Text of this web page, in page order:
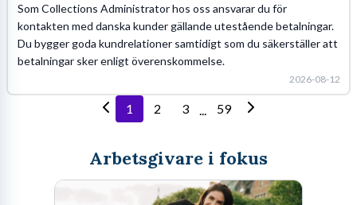
Som Collections Administrator hos oss ansvarar du för
kontakten med danska kunder gällande utestående betalningar.
Du bygger goda kundrelationer samtidigt som du säkerställer att
betalningar sker enligt överenskommelse.
2026-08-12
1 2 3 ... 59
Arbetsgivare i fokus